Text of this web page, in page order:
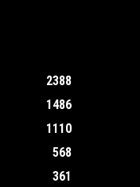
2388
1486
1110
568
361